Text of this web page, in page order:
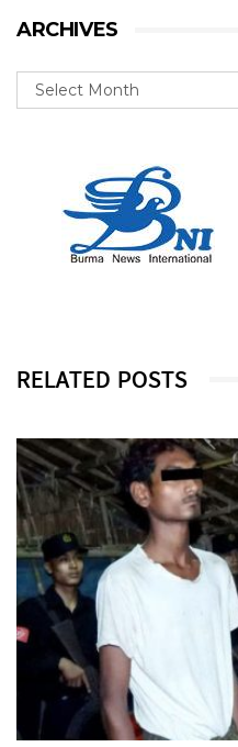
ARCHIVES
RELATED POSTS